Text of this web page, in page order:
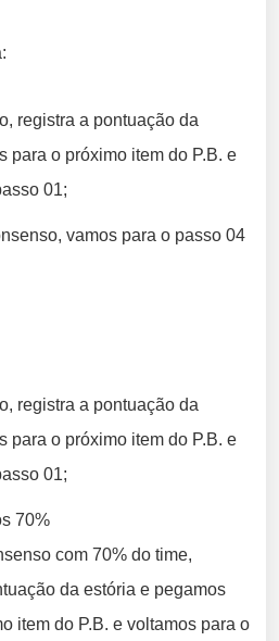
registra a pontuação da
para o próximo item do P.B. e
01;
vamos para o passo 04
registra a pontuação da
para o próximo item do P.B. e
01;
70%
com 70% do time,
da estória e pegamos
item do P.B. e voltamos para o